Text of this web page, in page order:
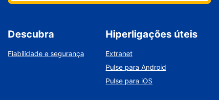
Descubra
Fiabilidade e segurança
Hiperligações úteis
Extranet
Pulse para Android
Pulse para iOS